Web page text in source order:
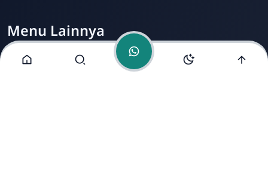
Menu Lainnya
Visi dan Misi